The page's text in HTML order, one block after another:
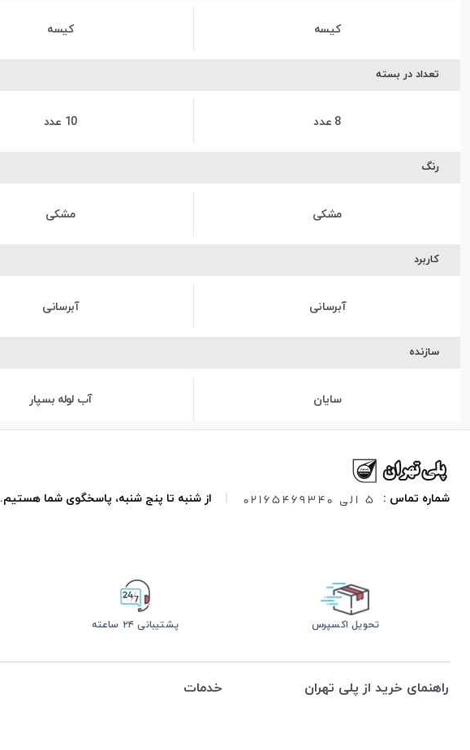
کیسه کیسه
تعداد در بسته
8 عدد 10 عدد
رنگ
مشکی مشکی
کاربرد
آبرسانی آبرسانی
سازنده
سایان آب لوله بسپار
شماره تماس : 5 الی 02165469340 از شنبه تا پنج شنبه، پاسخگوی شما هستیم.
تحویل اکسپرس پشتیبانی ۲۴ ساعته
راهنمای خرید از پلی تهران خدمات